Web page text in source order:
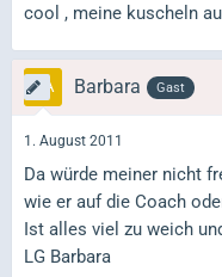
cool , meine kuscheln
Barbara Gast
1. August 2011
Da würde meiner nicht
wie er auf die Coach
Ist alles viel zu weich
LG Barbara